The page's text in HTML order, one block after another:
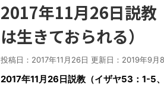
2017年11月26日説教
は生きておられる）
投稿日：2017年11月26日 更新日： 2019年9月
2017年11月26日説教（イザヤ53：1-5